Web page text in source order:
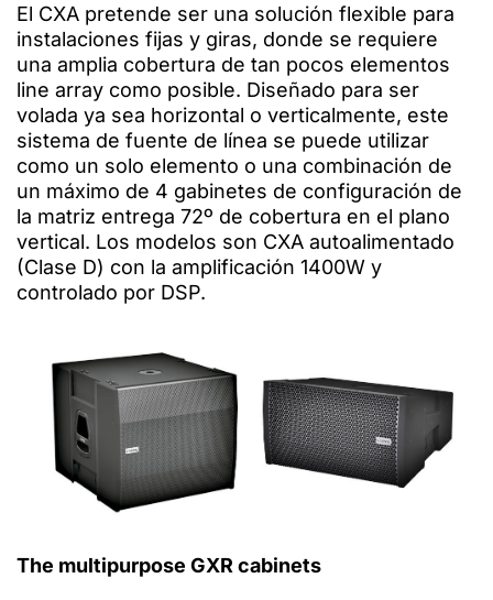
El CXA pretende ser una solución flexible para
instalaciones fijas y giras, donde se requiere
una amplia cobertura de tan pocos elementos
line array como posible. Diseñado para ser
volada ya sea horizontal o verticalmente, este
sistema de fuente de línea se puede utilizar
como un solo elemento o una combinación de
un máximo de 4 gabinetes de configuración de
la matriz entrega 72º de cobertura en el plano
vertical. Los modelos son CXA autoalimentado
(Clase D) con la amplificación 1400W y
controlado por DSP.
The multipurpose GXR cabinets